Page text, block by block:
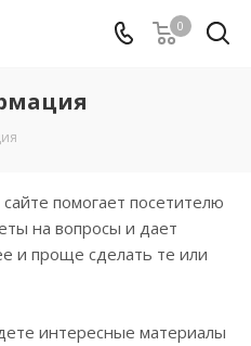
0
помогает посетителю
на вопросы и дает
и проще сделать те или
интересные материалы